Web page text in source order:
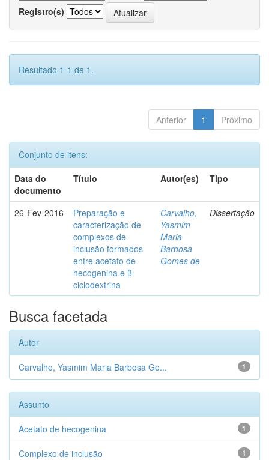
Registro(s)
Resultado 1-1 de 1.
Anterior 1 Próximo
Conjunto de itens:
Data do
documento
Título Autor(es) Tipo
26-Fev-2016
Preparação e
caracterização de
complexos de
inclusão formados
entre acetato de
hecogenina e β-
ciclodextrina
Carvalho,
Yasmim
Maria
Barbosa
Gomes de
Dissertação
Busca facetada
Autor
1
Carvalho, Yasmim Maria Barbosa Go...
Assunto
1
Acetato de hecogenina
1
Complexo de inclusão